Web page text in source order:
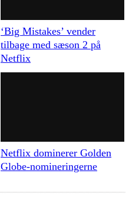
‘Big Mistakes’ vender
tilbage med sæson 2 på
Netflix
Netflix dominerer Golden
Globe-nomineringerne